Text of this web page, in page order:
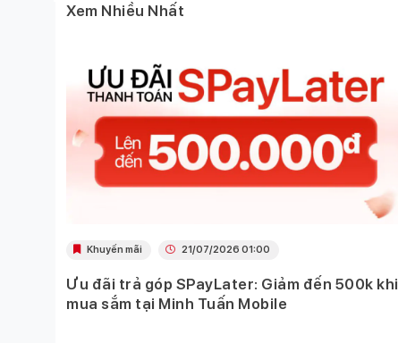
Xem Nhiều Nhất
Khuyến mãi 21/07/2026 01:00
Ưu đãi trả góp SPayLater: Giảm đến 500k khi
mua sắm tại Minh Tuấn Mobile